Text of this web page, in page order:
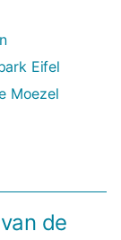
Eifel
Moezel
de